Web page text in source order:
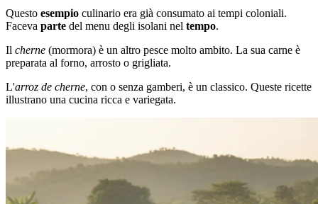
Questo esempio culinario era già consumato ai tempi coloniali.
Faceva parte del menu degli isolani nel tempo.
Il cherne (mormora) è un altro pesce molto ambito. La sua carne è
preparata al forno, arrosto o grigliata.
L'arroz de cherne, con o senza gamberi, è un classico. Queste ricette
illustrano una cucina ricca e variegata.